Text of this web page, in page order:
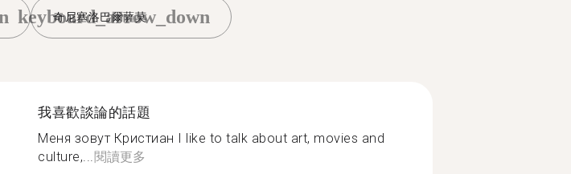
奇尼塞洛巴爾薩莫
keyboard_arrow_down
我喜歡談論的話題
Меня зовут Кристиан I like to talk about art, movies and
culture,...閱讀更多